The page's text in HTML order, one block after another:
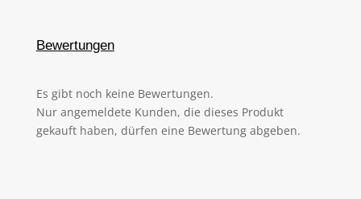
Bewertungen
Es gibt noch keine Bewertungen.
Nur angemeldete Kunden, die dieses Produkt
gekauft haben, dürfen eine Bewertung abgeben.